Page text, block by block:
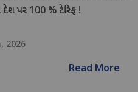
પર 100 % ટેરિફ !
2026
Read More